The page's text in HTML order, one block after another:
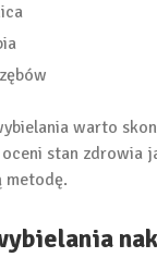
warto
stan zdrowia
metodę.